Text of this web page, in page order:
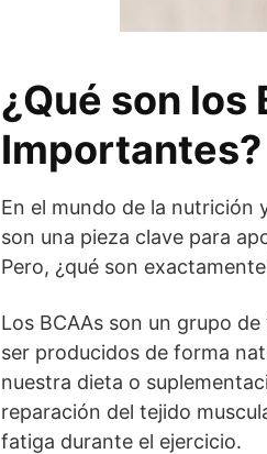
¿Qué son los
Importantes?
En el mundo de la nutrición
son una pieza clave para
Pero, ¿qué son
Los BCAAs son un grupo
ser producidos de forma
nuestra dieta o
reparación del tejido
fatiga durante el ejercicio.